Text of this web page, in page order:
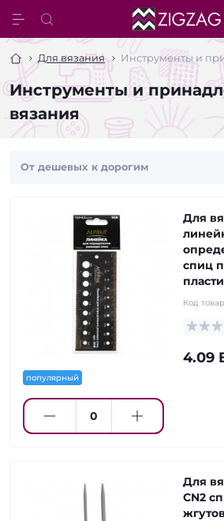
Для вязания Инструменты и
Инструменты и
вязания
популярный
Для
спиц
Код
4.09
Для
CN2